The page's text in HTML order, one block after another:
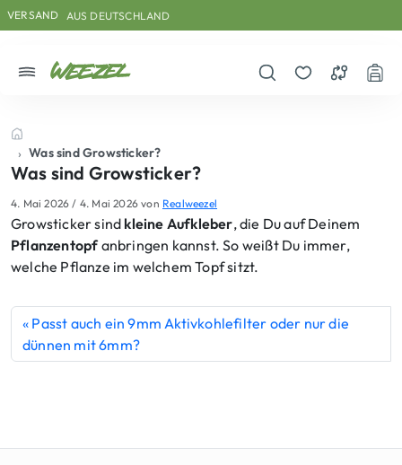
Skip to main content
Direkt zum Inhalt
Weiter zum Footer
VERSAND AUS DEUTSCHLAND
Startseite
Was sind Growsticker?
Was sind Growsticker?
4. Mai 2026 / 4. Mai 2026 von Realweezel
Growsticker sind kleine Aufkleber, die Du auf Deinem
Pflanzentopfanbringen kannst. So weißt Du immer,
welche Pflanze im welchem Topf sitzt.
Passt auch ein 9mm Aktivkohlefilter oder nur die
dünnen mit 6mm?